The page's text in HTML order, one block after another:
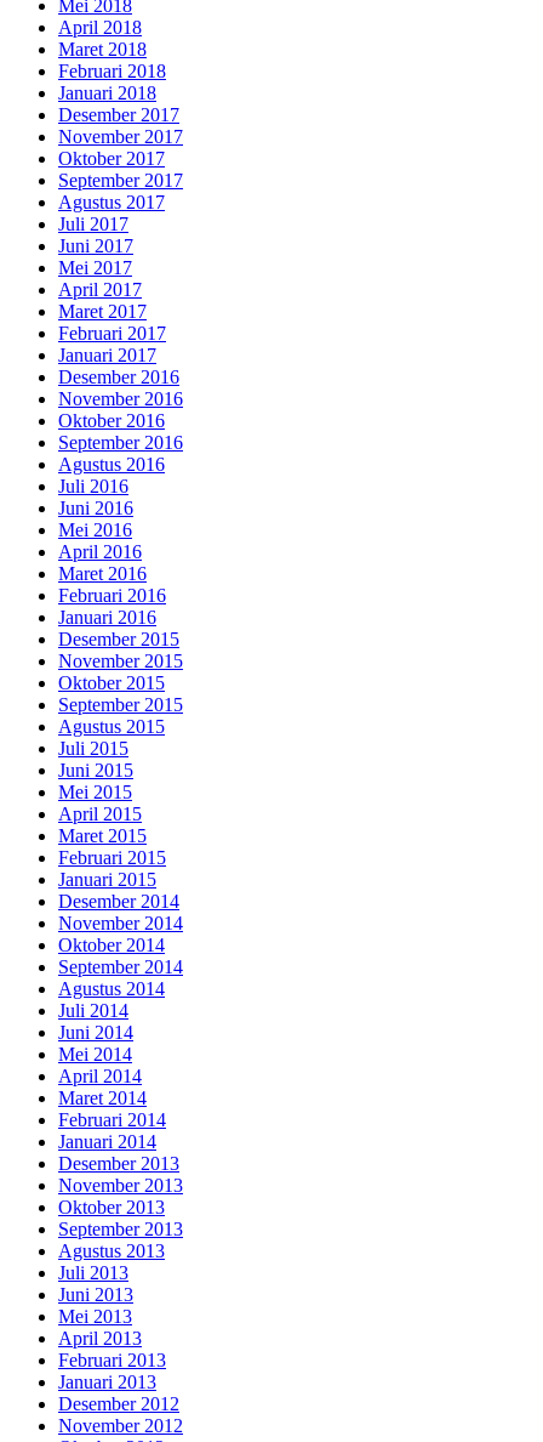
Mei 2018
April 2018
Maret 2018
Februari 2018
Januari 2018
Desember 2017
November 2017
Oktober 2017
September 2017
Agustus 2017
Juli 2017
Juni 2017
Mei 2017
April 2017
Maret 2017
Februari 2017
Januari 2017
Desember 2016
November 2016
Oktober 2016
September 2016
Agustus 2016
Juli 2016
Juni 2016
Mei 2016
April 2016
Maret 2016
Februari 2016
Januari 2016
Desember 2015
November 2015
Oktober 2015
September 2015
Agustus 2015
Juli 2015
Juni 2015
Mei 2015
April 2015
Maret 2015
Februari 2015
Januari 2015
Desember 2014
November 2014
Oktober 2014
September 2014
Agustus 2014
Juli 2014
Juni 2014
Mei 2014
April 2014
Maret 2014
Februari 2014
Januari 2014
Desember 2013
November 2013
Oktober 2013
September 2013
Agustus 2013
Juli 2013
Juni 2013
Mei 2013
April 2013
Februari 2013
Januari 2013
Desember 2012
November 2012